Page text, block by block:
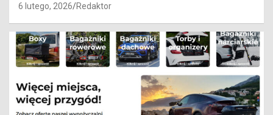
6 lutego, 2026 Redaktor